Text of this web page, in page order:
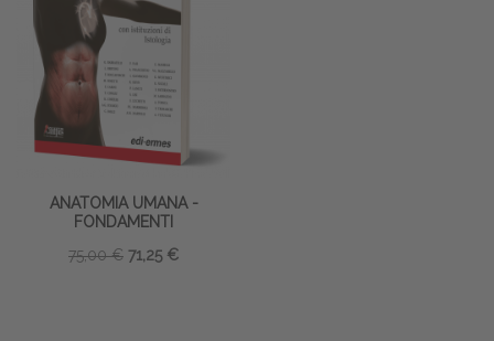
ANATOMIA UMANA -
FONDAMENTI
75,00 € 71,25 €